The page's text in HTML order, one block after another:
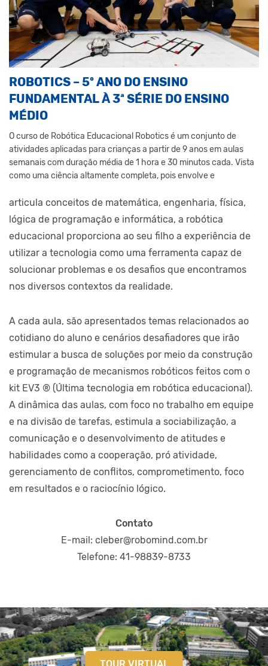
ROBOTICS – 5º ANO DO ENSINO
FUNDAMENTAL À 3ª SÉRIE DO ENSINO
MÉDIO
O curso de Robótica Educacional Robotics é um conjunto de
atividades aplicadas para crianças a partir de 9 anos em aulas
semanais com duração média de 1 hora e 30 minutos cada. Vista
como uma ciência altamente completa, pois envolve e
articula conceitos de matemática, engenharia, física,
lógica de programação e informática, a robótica
educacional proporciona ao seu filho a experiência de
utilizar a tecnologia como uma ferramenta capaz de
solucionar problemas e os desafios que encontramos
nos diversos contextos da realidade.
A cada aula, são apresentados temas relacionados ao
cotidiano do aluno e cenários desafiadores que irão
estimular a busca de soluções por meio da construção
e programação de mecanismos robóticos feitos com o
kit EV3 ® (Última tecnologia em robótica educacional).
A dinâmica das aulas, com foco no trabalho em equipe
e na divisão de tarefas, estimula a sociabilização, a
comunicação e o desenvolvimento de atitudes e
habilidades como a cooperação, pró atividade,
gerenciamento de conflitos, comprometimento, foco
em resultados e o raciocínio lógico.
Contato
E-mail: cleber@robomind.com.br
Telefone: ‭‭‭41-98839-8733
TOUR VIRTUAL